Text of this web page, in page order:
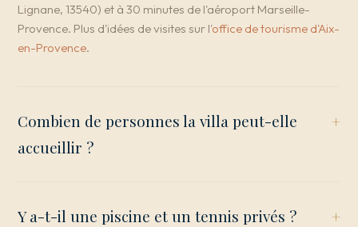
Lignane, 13540) et à 30 minutes de l'aéroport Marseille-
Provence. Plus d'idées de visites sur l'office de tourisme d'Aix-
en-Provence.
Combien de personnes la villa peut-elle
accueillir ?
Y a-t-il une piscine et un tennis privés ?